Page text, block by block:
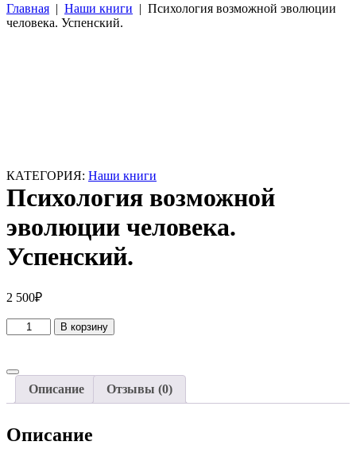
Главная | Наши книги | Психология возможной эволюции
человека. Успенский.
КАТЕГОРИЯ: Наши книги
Психология возможной
эволюции человека.
Успенский.
2 500₽
Количество
товара
возможной
эволюции
человека.
В корзину
Описание Отзывы (0)
Описание